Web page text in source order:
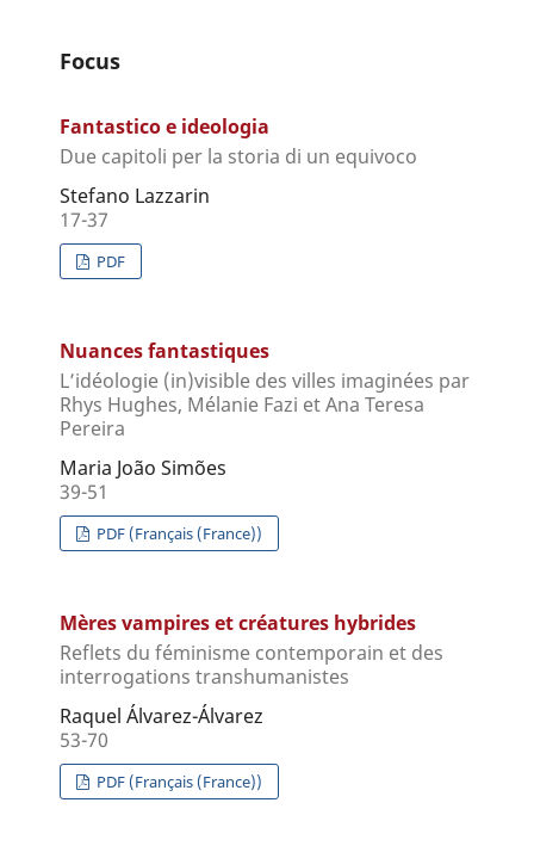
Focus
Fantastico e ideologia
Due capitoli per la storia di un equivoco
Stefano Lazzarin
17-37
PDF
Nuances fantastiques
L’idéologie (in)visible des villes imaginées par
Rhys Hughes, Mélanie Fazi et Ana Teresa
Pereira
Maria João Simões
39-51
PDF (Français (France))
Mères vampires et créatures hybrides
Reflets du féminisme contemporain et des
interrogations transhumanistes
Raquel Álvarez-Álvarez
53-70
PDF (Français (France))